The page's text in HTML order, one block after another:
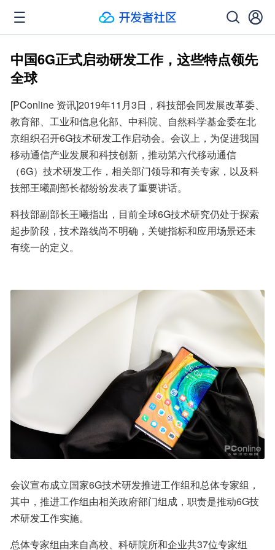
中国6G正式启动研发工作，这些特点领先
全球
[PConline 资讯]2019年11月3日，科技部会同发展改革委、
教育部、工业和信息化部、中科院、自然科学基金委在北
京组织召开6G技术研发工作启动会。会议上，为促进我国
移动通信产业发展和科技创新，推动第六代移动通信
（6G）技术研发工作，相关部门领导和有关专家，以及科
技部王曦副部长都纷纷发表了重要讲话。
科技部副部长王曦指出，目前全球6G技术研究仍处于探索
起步阶段，技术路线尚不明确，关键指标和应用场景还未
有统一的定义。
会议宣布成立国家6G技术研发推进工作组和总体专家组，
其中，推进工作组由相关政府部门组成，职责是推动6G技
术研发工作实施。
总体专家组由来自高校、科研院所和企业共37位专家组